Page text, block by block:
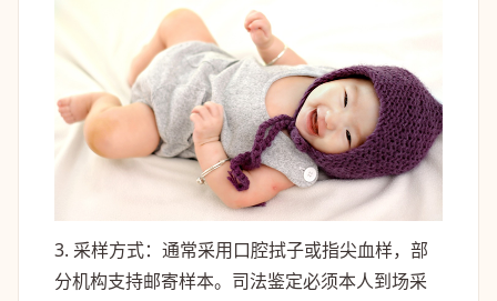
3. 采样方式：通常采用口腔拭子或指尖血样，部
分机构支持邮寄样本。司法鉴定必须本人到场采